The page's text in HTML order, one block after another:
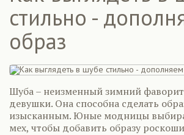
стильно -
образ
Шуба – неизменный зимний
девушки. Она способна сделать
изысканным. Юные модницы
мех, чтобы добавить образу